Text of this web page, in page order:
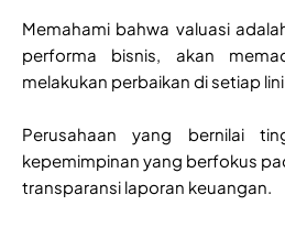
Memahami bahwa valuasi
performa bisnis, akan
melakukan perbaikan di setiap
Perusahaan yang bernilai
kepemimpinan yang berfokus
transparansi laporan keuangan.